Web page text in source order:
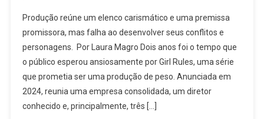
Yoko
Apasra
Fade
E
Sua
Rules
Tropeça
Em
Um
Roteiro
Inconsistente
Produção reúne um elenco carismático e uma premissa
promissora, mas falha ao desenvolver seus conflitos e
personagens. Por Laura Magro Dois anos foi o tempo que
o público esperou ansiosamente por Girl Rules, uma série
que prometia ser uma produção de peso. Anunciada em
2024, reunia uma empresa consolidada, um diretor
conhecido e, principalmente, três […]